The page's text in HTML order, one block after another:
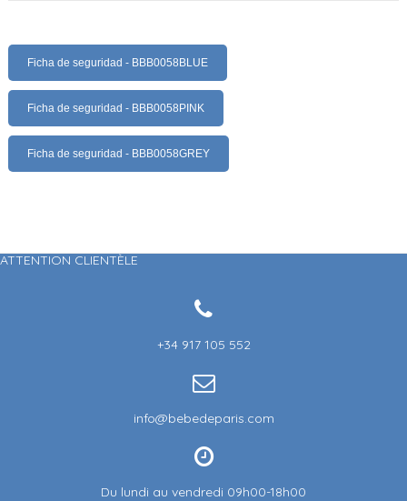
Ficha de seguridad - BBB0058BLUE
Ficha de seguridad - BBB0058PINK
Ficha de seguridad - BBB0058GREY
ATTENTION CLIENTÈLE
+34 917 105 552
info@bebedeparis.com
Du lundi au vendredi 09h00-18h00